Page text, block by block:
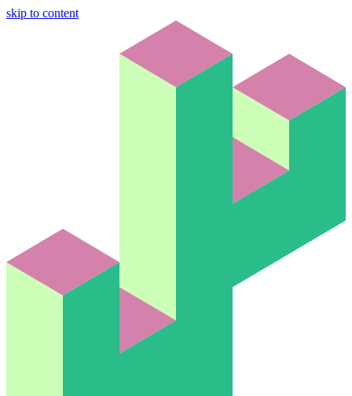
skip to content